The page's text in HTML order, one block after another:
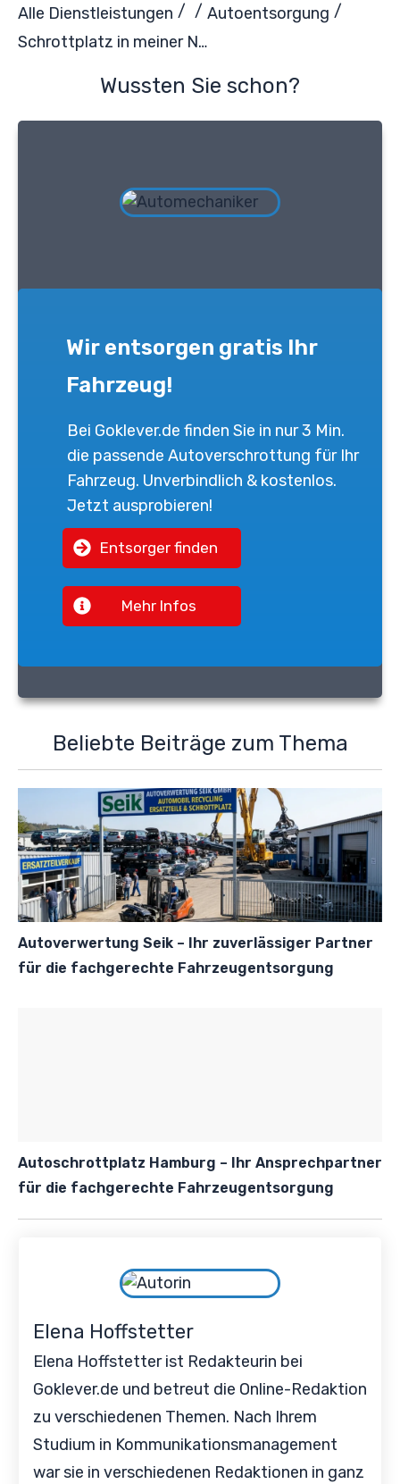
Alle Dienstleistungen / / Autoentsorgung /
Schrottplatz in meiner Nähe: So finden Sie schnell den passenden Anbieter
Wussten Sie schon?
Wir entsorgen gratis Ihr
Fahrzeug!
Bei Goklever.de finden Sie in nur 3 Min.
die passende Autoverschrottung für Ihr
Fahrzeug. Unverbindlich & kostenlos.
Jetzt ausprobieren!
Entsorger finden
Mehr Infos
Beliebte Beiträge zum Thema
Autoverwertung Seik – Ihr zuverlässiger Partner
für die fachgerechte Fahrzeugentsorgung
Autoschrottplatz Hamburg – Ihr Ansprechpartner
für die fachgerechte Fahrzeugentsorgung
Elena Hoffstetter
Elena Hoffstetter ist Redakteurin bei
Goklever.de und betreut die Online-Redaktion
zu verschiedenen Themen. Nach Ihrem
Studium in Kommunikationsmanagement
war sie in verschiedenen Redaktionen in ganz